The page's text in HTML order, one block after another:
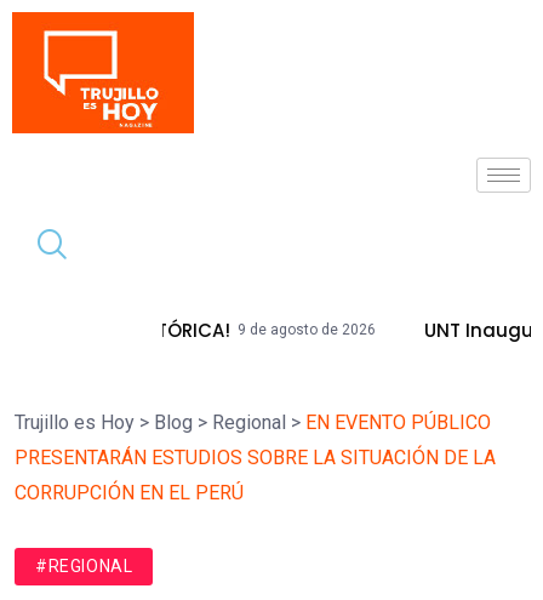
9 de agosto de 2026 UNT Inaugura Plazas
Trujillo es Hoy > Blog > Regional > EN EVENTO PÚBLICO
PRESENTARÁN ESTUDIOS SOBRE LA SITUACIÓN DE LA
CORRUPCIÓN EN EL PERÚ
#REGIONAL